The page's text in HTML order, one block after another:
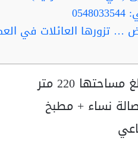
220 متر
نساء + مطبخ